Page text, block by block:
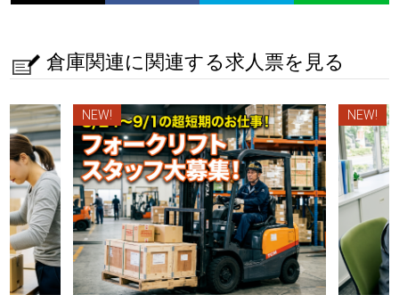
倉庫関連に関連する求人票を見る
NEW! NEW!